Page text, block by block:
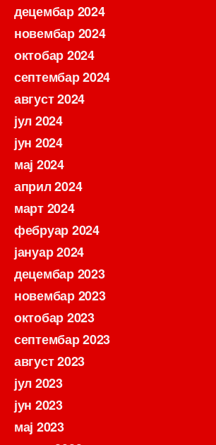
децембар 2024
новембар 2024
октобар 2024
септембар 2024
август 2024
јул 2024
јун 2024
мај 2024
април 2024
март 2024
фебруар 2024
јануар 2024
децембар 2023
новембар 2023
октобар 2023
септембар 2023
август 2023
јул 2023
јун 2023
мај 2023